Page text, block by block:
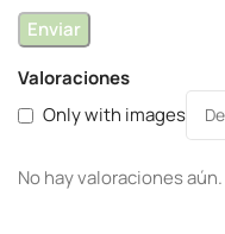
Valoraciones
Only with images
No hay valoraciones aún.